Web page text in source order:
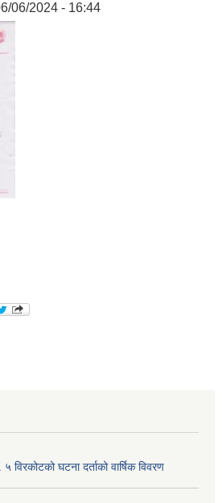
06/2024 - 16:44
विरकोटको घटना दर्ताको वार्षिक विवरण